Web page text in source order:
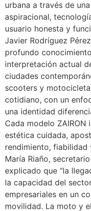
urbana a través de
aspiracional,
usuario honesta y
Javier Rodríguez
profundo
interpretación actual
ciudades
scooters y
cotidiano, con un
una identidad
Cada modelo
estética cuidada,
rendimiento, fiabilidad
María Riaño,
explicado que “la
la capacidad del
empresariales en un
movilidad. La moto y